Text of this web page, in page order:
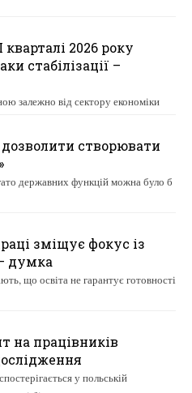
2026 року
стабілізації –
залежно від сектору економіки
створювати
державних функцій можна було б
зміщує фокус із
думка
що освіта не гарантує готовності
на працівників
у польській